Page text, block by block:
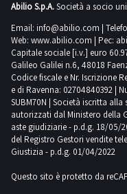
Criocabin
2
Doosan
4
Emmegi
1
Abilio S.p.A.Società a socio
Email: info@abilio.com |
Web: www.abilio.com | Pec:
Capitale sociale [i.v.] euro
Galileo Galilei n.6, 48018
Codice fiscale e Nr. Iscrizione
e di Ravenna: 02704840392 |
SUBM70N | Società iscritta
autorizzati dal Ministero della
aste giudiziarie - p.d.g. 18/05/
del Registro Gestori vendite
Giustizia - p.d.g. 01/04/2022
Questo sito è protetto da